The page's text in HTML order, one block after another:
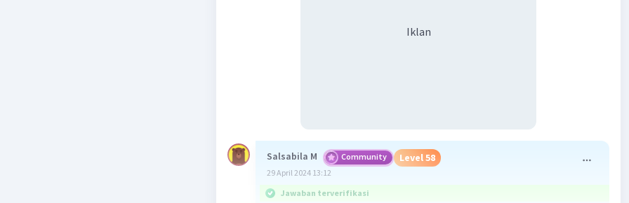
Iklan
Salsabila M Community Level 58
29 April 2024 13:12
Jawaban terverifikasi